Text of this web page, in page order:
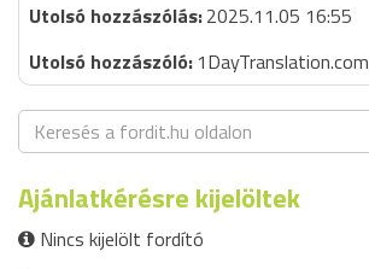
2025.11.05 16:55
1DayTranslation.com
Ajánlatkérésre kijelöltek
Nincs kijelölt fordító